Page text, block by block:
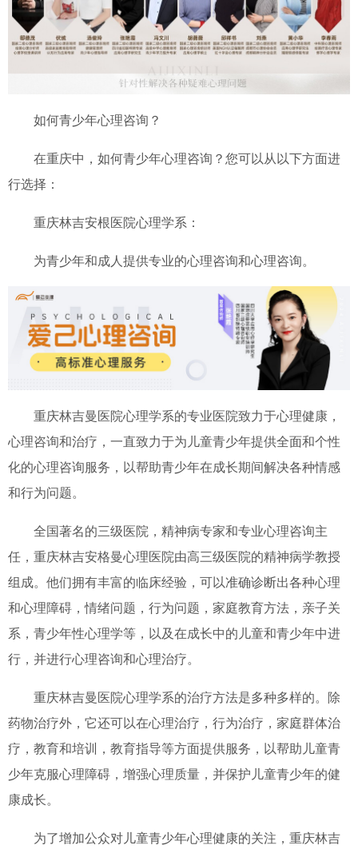
如何青少年心理咨询？
在重庆中，如何青少年心理咨询？您可以从以下方面进
行选择：
重庆林吉安根医院心理学系：
为青少年和成人提供专业的心理咨询和心理咨询。
重庆林吉曼医院心理学系的专业医院致力于心理健康，
心理咨询和治疗，一直致力于为儿童青少年提供全面和个性
化的心理咨询服务，以帮助青少年在成长期间解决各种情感
和行为问题。
全国著名的三级医院，精神病专家和专业心理咨询主
任，重庆林吉安格曼心理医院由高三级医院的精神病学教授
组成。他们拥有丰富的临床经验，可以准确诊断出各种心理
和心理障碍，情绪问题，行为问题，家庭教育方法，亲子关
系，青少年性心理学等，以及在成长中的儿童和青少年中进
行，并进行心理咨询和心理治疗。
重庆林吉曼医院心理学系的治疗方法是多种多样的。除
药物治疗外，它还可以在心理治疗，行为治疗，家庭群体治
疗，教育和培训，教育指导等方面提供服务，以帮助儿童青
少年克服心理障碍，增强心理质量，并保护儿童青少年的健
康成长。
为了增加公众对儿童青少年心理健康的关注，重庆林吉